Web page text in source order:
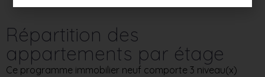
Répartition des
appartements par étage
Ce programme immobilier neuf comporte 3 niveau(x)